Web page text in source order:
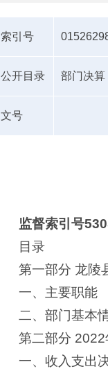
索引号
公开目录 部门决算
文号
监督索引号
目录
第一部分 龙陵
一、主要职能
二、部门基本
第二部分
一、收入支出